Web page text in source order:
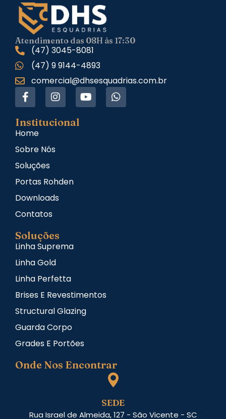
Atendimento das 08H às 17:30
(47) 3045-8081
(47) 9 9144-4893
comercial@dhsesquadrias.com.br
Institucional
Home
Sobre Nós
Soluções
Portas Rohden
Downloads
Contatos
Soluções
Linha Suprema
Linha Gold
Linha Perfetta
Brises E Revestimentos
Structural Glazing
Guarda Corpo
Grades E Portões
Onde Nos Encontrar
SEDE
Rua Israel de Almeida, 127 - São Vicente - SC